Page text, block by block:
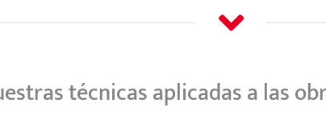
técnicas aplicadas a las